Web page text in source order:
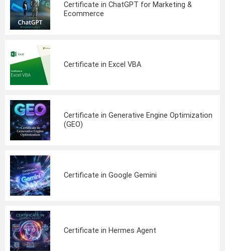
Certificate in ChatGPT for Marketing &
Ecommerce
Certificate in Excel VBA
Certificate in Generative Engine Optimization
(GEO)
Certificate in Google Gemini
Certificate in Hermes Agent